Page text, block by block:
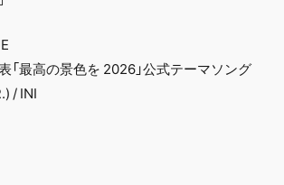
「最高の景色を 2026」公式テーマソング
/ INI